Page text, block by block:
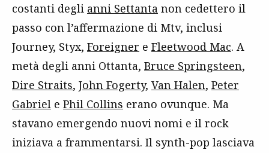
costanti degli anni Settanta non cedettero il
passo con l’affermazione di Mtv, inclusi
Journey, Styx, Foreigner e Fleetwood Mac. A
metà degli anni Ottanta, Bruce Springsteen,
Dire Straits, John Fogerty, Van Halen, Peter
Gabriel e Phil Collins erano ovunque. Ma
stavano emergendo nuovi nomi e il rock
iniziava a frammentarsi. Il synth-pop lasciava